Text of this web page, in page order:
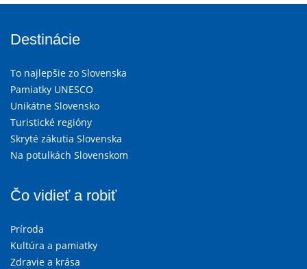
Destinácie
To najlepšie zo Slovenska
Pamiatky UNESCO
Unikátne Slovensko
Turistické regióny
Skryté zákutia Slovenska
Na potulkách Slovenskom
Čo vidieť a robiť
Príroda
Kultúra a pamiatky
Zdravie a krása